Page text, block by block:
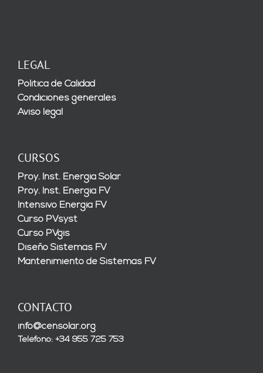
LEGAL
Política de Calidad
Condiciones generales
Aviso legal
CURSOS
Proy. Inst. Energía Solar
Proy. Inst. Energía FV
Intensivo Energía FV
Curso PVsyst
Curso PVgis
Diseño Sistemas FV
Mantenimiento de Sistemas FV
CONTACTO
info@censolar.org
Teléfono: +34 955 725 753